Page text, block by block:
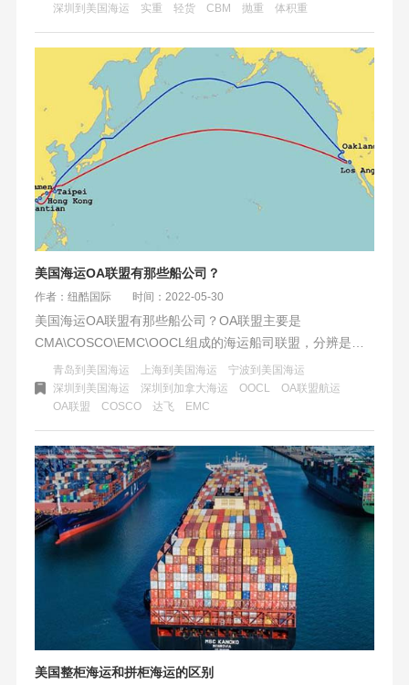
公斤/CBM的为重货，以实重计算运费。
深圳到美国海运
实重 轻货 CBM 抛重 体积重
美国海运OA联盟有那些船公司？
作者：纽酷国际 时间：2022-05-30
美国海运OA联盟有那些船公司？OA联盟主要是
CMA\COSCO\EMC\OOCL组成的海运船司联盟，分辨是达
飞轮船、中远海运、长荣海运、东方海运。OA联盟占据了国
内到美西海运跨境电商货物的主导，表现为航线精准、时效
快速、提柜便捷。
青岛到美国海运 上海到美国海运
宁波到美国海运
深圳到美国海运
深圳到加拿大海运 OOCL
OA联盟航运
OA联盟
COSCO 达飞 EMC
美国整柜海运和拼柜海运的区别